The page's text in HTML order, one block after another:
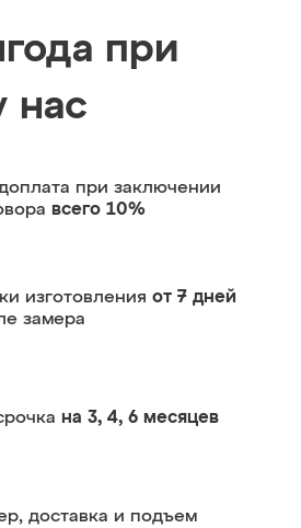
при
нас
при заключении
всего 10%
изготовления от 7 дней
замера
на 3, 4, 6 месяцев
доставка и подъем